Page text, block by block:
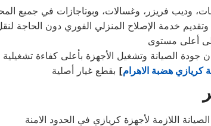
أعلى مستوى
كريازي هضبة الاهرام]
اللازمة لأجهزة كريازي في الحدود الامنة